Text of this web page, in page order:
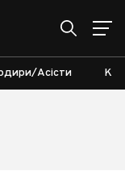
Асісти